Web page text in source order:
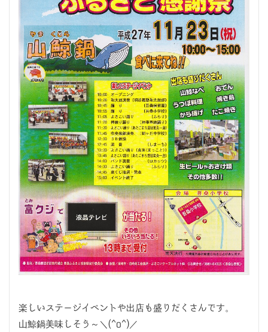
楽しいステージイベントや出店も盛りだくさんです。
山鯨鍋美味しそう～＼(^o^)／